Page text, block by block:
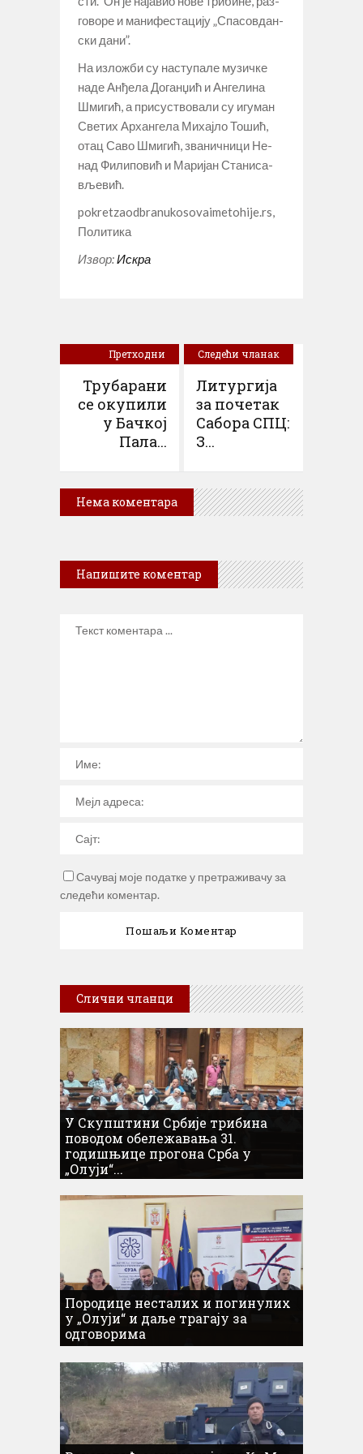
го­во­ре и ма­ни­фе­ста­ци­ју „Спа­сов­дан­
ски да­ни”.
На из­ло­жби су на­сту­па­ле му­зич­ке
на­де Ан­ђе­ла До­ган­џић и Ан­ге­ли­на
Шми­гић, а при­су­ство­ва­ли су игу­ман
Све­тих Ар­хан­ге­ла Ми­хај­ло То­шић,
отац Са­во Шми­гић, зва­нич­ни­ци Не­
над Фи­ли­по­вић и Ма­ри­јан Ста­ни­са­
вље­вић.
pokretzaodbranukosovaimetohije.rs,
Политика
Извор: Искра
Претходни
Трубарани
се окупили
у Бачкој
Пала...
Следећи чланак
Литургија
за почетак
Сабора СПЦ:
З...
Нема коментара
Напишите коментар
Сачувај моје податке у претраживачу за
следећи коментар.
Слични чланци
У Скупштини Србије трибина
поводом обележавања 31.
годишњице прогона Срба у
„Олуји“...
Породице несталих и погинулих
у „Олуји“ и даље трагају за
одговорима